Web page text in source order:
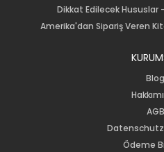
Dikkat Edilecek Hususlar
Amerika'dan Sipariş Veren
Blog
AGB
Ödeme